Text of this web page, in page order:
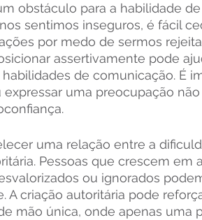
obstáculo para a habilidade
sentimos inseguros, é fácil
por medo de sermos
assertivamente pode
de comunicação. É
uma preocupação
uma relação entre a
Pessoas que crescem em
ou ignorados
A criação autoritária pode
mão única, onde apenas uma